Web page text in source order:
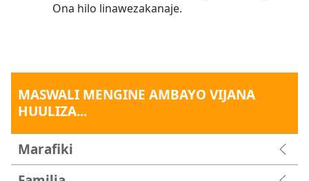
Ona hilo linawezakanaje.
MASWALI MENGINE AMBAYO VIJANA
HUULIZA...
Marafiki